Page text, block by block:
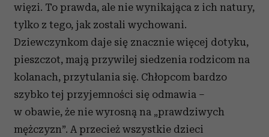
więzi. To prawda, ale nie wynikająca z ich natury,
tylko z tego, jak zostali wychowani.
Dziewczynkom daje się znacznie więcej dotyku,
pieszczot, mają przywilej siedzenia rodzicom na
kolanach, przytulania się. Chłopcom bardzo
szybko tej przyjemności się odmawia –
w obawie, że nie wyrosną na „prawdziwych
mężczyzn”. A przecież wszystkie dzieci